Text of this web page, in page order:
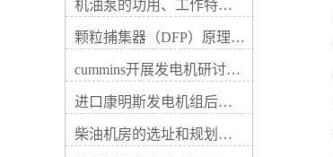
动件磨耗、紧固件松动等，这
电路故障具体是充电机内部器
件及内部电路断路、短路、搭
铁或接触不良等，这些损坏通
常可用数字式万用表检验解
除。柴油发电机每运行一定期
间时应查看传动带的传动和充
电机的运转状况，当发现或怀
机油泵的功用、工作特征、原理及亮点
颗粒捕集器（DFP）原理、好处及试验
cummins开展发电机研讨会培训(IACET)认证工作
进口康明斯发电机组后期维修成本
柴油机房的选址和规划形式